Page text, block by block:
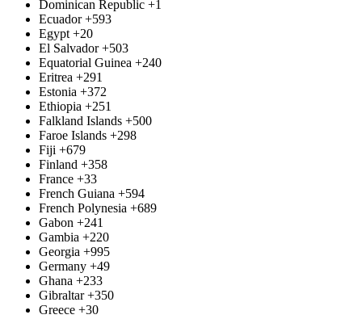
Dominican Republic +1
Ecuador +593
Egypt +20
El Salvador +503
Equatorial Guinea +240
Eritrea +291
Estonia +372
Ethiopia +251
Falkland Islands +500
Faroe Islands +298
Fiji +679
Finland +358
France +33
French Guiana +594
French Polynesia +689
Gabon +241
Gambia +220
Georgia +995
Germany +49
Ghana +233
Gibraltar +350
Greece +30